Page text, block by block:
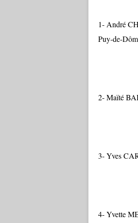
1- André
Puy-de-
2- Maïté
3- Yves
4- Yvette